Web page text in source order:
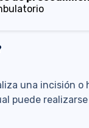
una incisión
puede